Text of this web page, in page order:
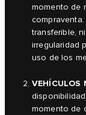
momento de
transferible,
irregularidad
uso de los
VEHÍCULOS
momento de